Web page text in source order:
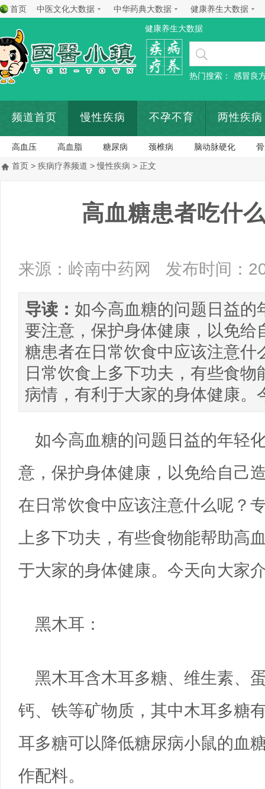
首页 中医文化大数据 中华药典大数据 健康养生大数据
健康养生大数据
热门搜索： 感冒良
频道首页 慢性疾病 不孕不育 两性疾病
高血压 高血脂 糖尿病 颈椎病 脑动脉硬化
首页 > 疾病疗养频道 >慢性疾病 > 正文
高血糖患者吃什
来源：岭南中药网 发布时间：
导读： 如今高血糖的问题日益的
要注意，保护身体健康，以免
糖患者在日常饮食中应该注意
日常饮食上多下功夫，有些食
病情，有利于大家的身体健康
如今高血糖的问题日益的年轻
意，保护身体健康，以免给自己
在日常饮食中应该注意什么呢？
上多下功夫，有些食物能帮助高
于大家的身体健康。今天向大家
黑木耳：
黑木耳含木耳多糖、维生素、
钙、铁等矿物质，其中木耳多糖
耳多糖可以降低糖尿病小鼠的血
作配料。